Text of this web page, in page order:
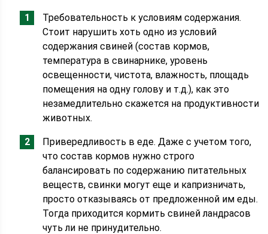
Требовательность к условиям содержания.
Стоит нарушить хоть одно из условий
содержания свиней (состав кормов,
температура в свинарнике, уровень
освещенности, чистота, влажность, площадь
помещения на одну голову и т.д.), как это
незамедлительно скажется на продуктивности
животных.
Привередливость в еде. Даже с учетом того,
что состав кормов нужно строго
балансировать по содержанию питательных
веществ, свинки могут еще и капризничать,
просто отказываясь от предложенной им еды.
Тогда приходится кормить свиней ландрасов
чуть ли не принудительно.